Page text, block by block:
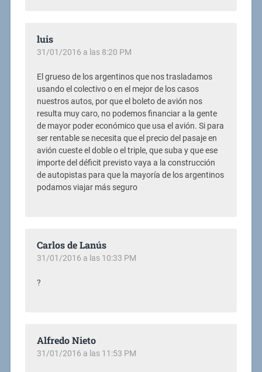
luis
31/01/2016 a las 8:20 PM
El grueso de los argentinos que nos trasladamos
usando el colectivo o en el mejor de los casos
nuestros autos, por que el boleto de avión nos
resulta muy caro, no podemos financiar a la gente
de mayor poder económico que usa el avión. Si para
ser rentable se necesita que el precio del pasaje en
avión cueste el doble o el triple, que suba y que ese
importe del déficit previsto vaya a la construcción
de autopistas para que la mayoría de los argentinos
podamos viajar más seguro
Carlos de Lanús
31/01/2016 a las 10:33 PM
?
Alfredo Nieto
31/01/2016 a las 11:53 PM